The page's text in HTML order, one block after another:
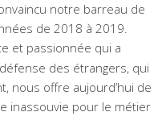
notre barreau de
de 2018 à 2019.
et passionnée qui a
des étrangers, qui
nous offre aujourd’hui de
inassouvie pour le métier